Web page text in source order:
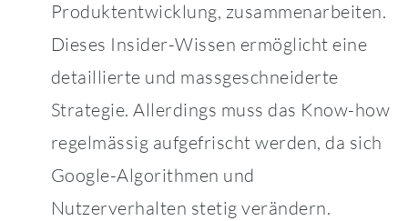
Produktentwicklung, zusammenarbeiten.
Dieses Insider-Wissen ermöglicht eine
detaillierte und massgeschneiderte
Strategie. Allerdings muss das Know-how
regelmässig aufgefrischt werden, da sich
Google-Algorithmen und
Nutzerverhalten stetig verändern.